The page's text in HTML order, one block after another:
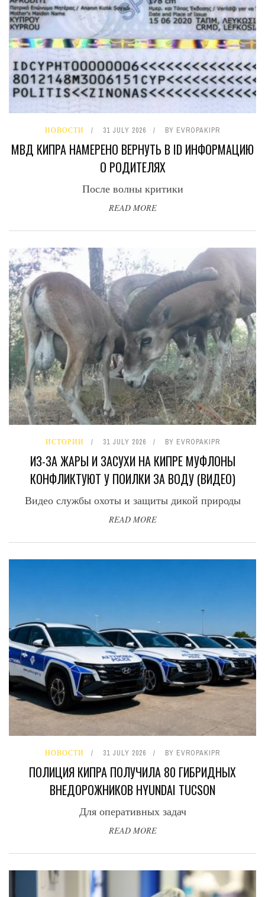
НОВОСТИ 31 JULY 2026 BY EVROPAKIPR
МВД КИПРА НАМЕРЕНО ВЕРНУТЬ В ID ИНФОРМАЦИЮ
О РОДИТЕЛЯХ
После волны критики
READ MORE
ИСТОРИИ 31 JULY 2026 BY EVROPAKIPR
ИЗ-ЗА ЖАРЫ И ЗАСУХИ НА КИПРЕ МУФЛОНЫ
КОНФЛИКТУЮТ У ПОИЛКИ ЗА ВОДУ (ВИДЕО)
Видео службы охоты и защиты дикой природы
READ MORE
НОВОСТИ 31 JULY 2026 BY EVROPAKIPR
ПОЛИЦИЯ КИПРА ПОЛУЧИЛА 80 ГИБРИДНЫХ
ВНЕДОРОЖНИКОВ HYUNDAI TUCSON
Для оперативных задач
READ MORE